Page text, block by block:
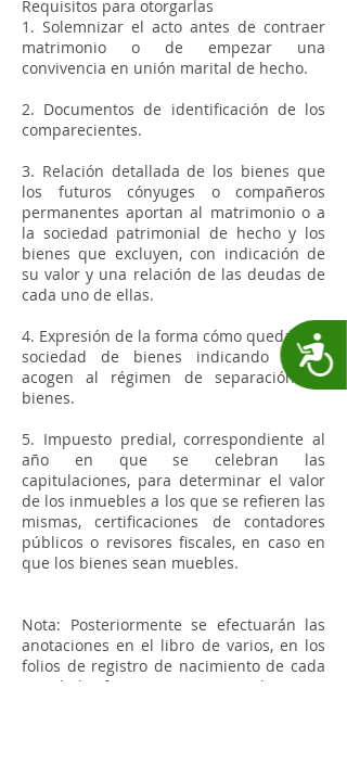
Requisitos para otorgarlas
1. Solemnizar el acto antes de contraer
matrimonio o de empezar una
convivencia en unión marital de hecho.
2. Documentos de identificación de los
comparecientes.
3. Relación detallada de los bienes que
los futuros cónyuges o compañeros
permanentes aportan al matrimonio o a
la sociedad patrimonial de hecho y los
bienes que excluyen, con indicación de
su valor y una relación de las deudas de
cada uno de ellas.
4. Expresión de la forma cómo quedará la
sociedad de bienes indicando si se
acogen al régimen de separación de
bienes.
5. Impuesto predial, correspondiente al
año en que se celebran las
capitulaciones, para determinar el valor
de los inmuebles a los que se refieren las
mismas, certificaciones de contadores
públicos o revisores fiscales, en caso en
que los bienes sean muebles.
Nota: Posteriormente se efectuarán las
anotaciones en el libro de varios, en los
folios de registro de nacimiento de cada
uno de los futuros esposos, en el registro